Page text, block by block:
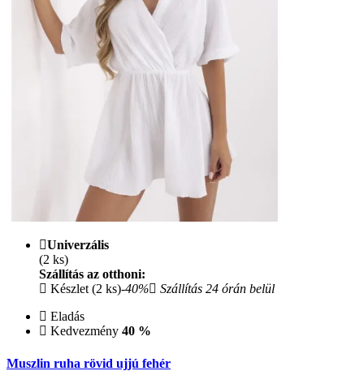
Univerzális
(2 ks)
Szállítás az otthoni:
Készlet (2 ks)-40%
Szállítás 24 órán belül
Eladás
Kedvezmény 40 %
Muszlin ruha rövid ujjú fehér